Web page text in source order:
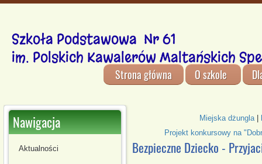
Szkoła Podstawowa Nr 61
im. Polskich Kawalerów Maltańskich
Strona główna O szkole
Nawigacja
Aktualności
Miejska dżungla|
Projekt konkursowy na
Bezpieczne Dziecko -